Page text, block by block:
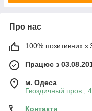
Про нас
100% позитивних з
Працює з
м. Одеса
Гвоздичный пров.,
Контакти